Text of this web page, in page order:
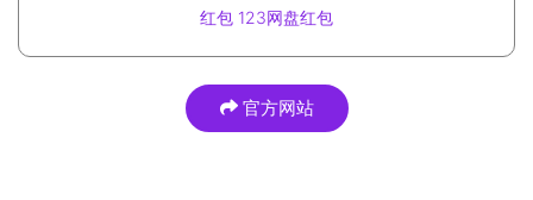
红包 123网盘红包
官方网站